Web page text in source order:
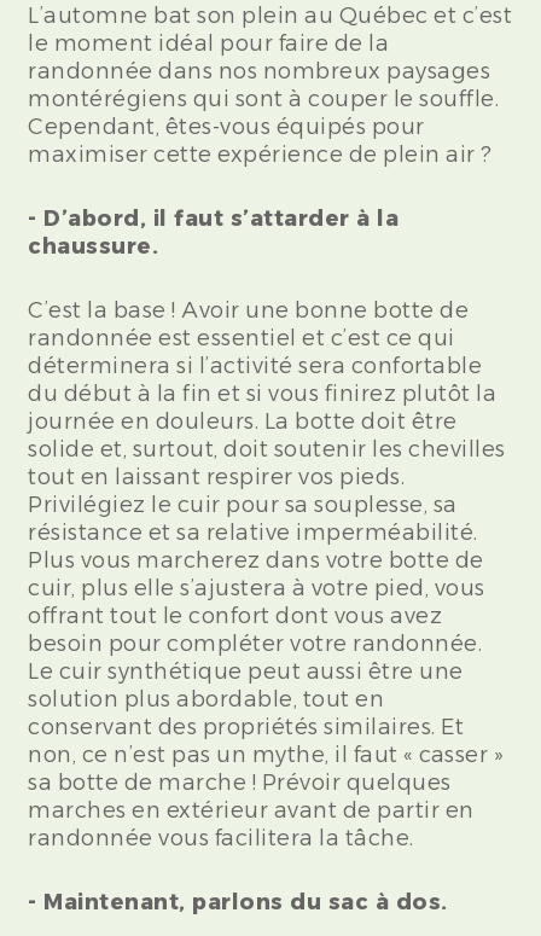
L’automne bat son plein au Québec et c’est
le moment idéal pour faire de la
randonnée dans nos nombreux paysages
montérégiens qui sont à couper le souffle.
Cependant, êtes-vous équipés pour
maximiser cette expérience de plein air ?
- D’abord, il faut s’attarder à la
chaussure.
C’est la base ! Avoir une bonne botte de
randonnée est essentiel et c’est ce qui
déterminera si l’activité sera confortable
du début à la fin et si vous finirez plutôt la
journée en douleurs. La botte doit être
solide et, surtout, doit soutenir les chevilles
tout en laissant respirer vos pieds.
Privilégiez le cuir pour sa souplesse, sa
résistance et sa relative imperméabilité.
Plus vous marcherez dans votre botte de
cuir, plus elle s’ajustera à votre pied, vous
offrant tout le confort dont vous avez
besoin pour compléter votre randonnée.
Le cuir synthétique peut aussi être une
solution plus abordable, tout en
conservant des propriétés similaires. Et
non, ce n’est pas un mythe, il faut « casser »
sa botte de marche ! Prévoir quelques
marches en extérieur avant de partir en
randonnée vous facilitera la tâche.
- Maintenant, parlons du sac à dos.